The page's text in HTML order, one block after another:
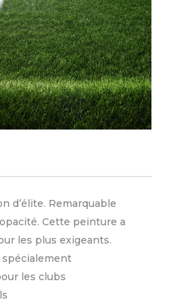
d’élite. Remarquable
Cette peinture a
les plus exigeants.
les clubs